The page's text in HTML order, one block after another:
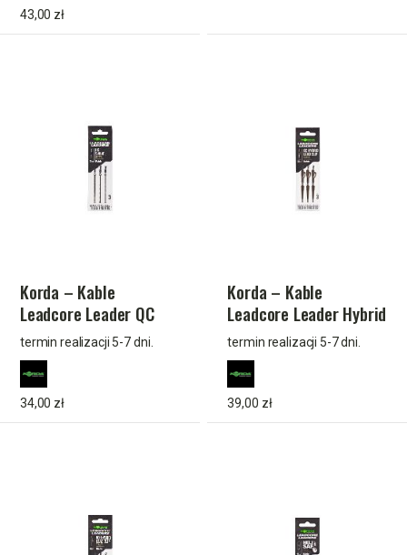
43,00 zł
Korda – Kable
Leadcore Leader QC
Swivel Weed 50 cm
termin realizacji 5-7 dni.
34,00 zł
Korda – Kable
Leadcore Leader Hybrid
Lead Clip QC Swivel
Gravel 50 cm
termin realizacji 5-7 dni.
39,00 zł